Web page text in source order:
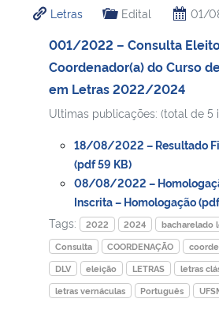
Ministério da Cidadania
Ministério de Minas e Energia
Ministério da Ciência, Tecnologia, Inovações e
Ministério do Meio Ambiente
Ministério do Turismo
Ministério do Desenvolvimento Regional
Letras Edital 01/
001/2022 – Consulta
Coordenador(a) do Curso
em Letras 2022/2024
Ultimas publicações: (total de 5
18/08/2022 – Resultado
(pdf 59 KB)
08/08/2022 –
Inscrita – Homologação
Tags:
2022 2024 bacharelado
Consulta
COORDENAÇÃO
DLV
eleição LETRAS
letras
letras vernáculas
Português